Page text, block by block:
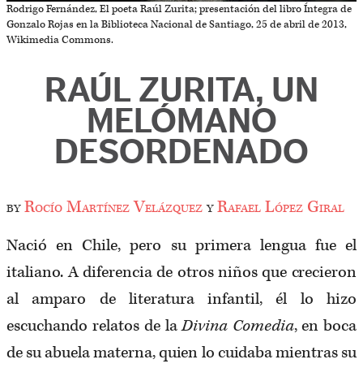
Rodrigo Fernández, El poeta Raúl Zurita; presentación del libro Íntegra de
Gonzalo Rojas en la Biblioteca Nacional de Santiago, 25 de abril de 2013,
Wikimedia Commons.
RAÚL ZURITA, UN
MELÓMANO
DESORDENADO
byRocío Martínez VelázquezyRafael López Giral
Nació en Chile, pero su primera lengua fue el
italiano. A diferencia de otros niños que crecieron
al amparo de literatura infantil, él lo hizo
escuchando relatos de laDivina Comedia, en boca
de su abuela materna, quien lo cuidaba mientras su